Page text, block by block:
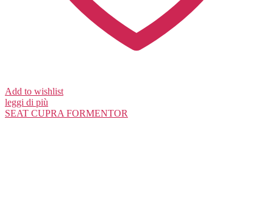
Add to wishlist
leggi di più
SEAT CUPRA FORMENTOR